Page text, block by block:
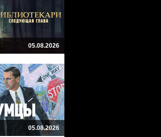
05.08.2026
05.08.2026